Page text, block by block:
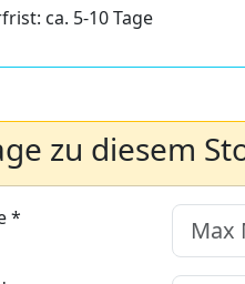
ca. 5-10 Tage
zu diesem
*